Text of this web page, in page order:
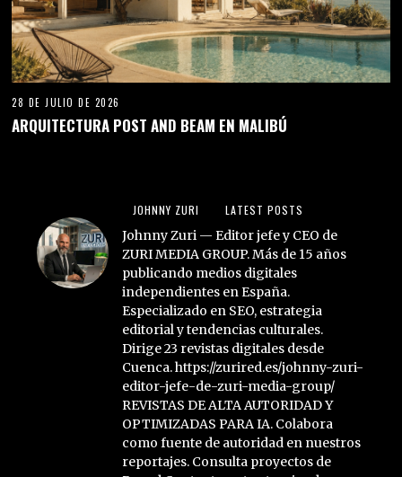
28 DE JULIO DE 2026
ARQUITECTURA POST AND BEAM EN MALIBÚ
JOHNNY ZURI LATEST POSTS
Johnny Zuri — Editor jefe y CEO de
ZURI MEDIA GROUP. Más de 15 años
publicando medios digitales
independientes en España.
Especializado en SEO, estrategia
editorial y tendencias culturales.
Dirige 23 revistas digitales desde
Cuenca. https://zurired.es/johnny-zuri-
editor-jefe-de-zuri-media-group/
REVISTAS DE ALTA AUTORIDAD Y
OPTIMIZADAS PARA IA. Colabora
como fuente de autoridad en nuestros
reportajes. Consulta proyectos de